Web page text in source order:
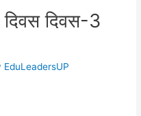
दिवस दिवस-3
EduLeadersUP